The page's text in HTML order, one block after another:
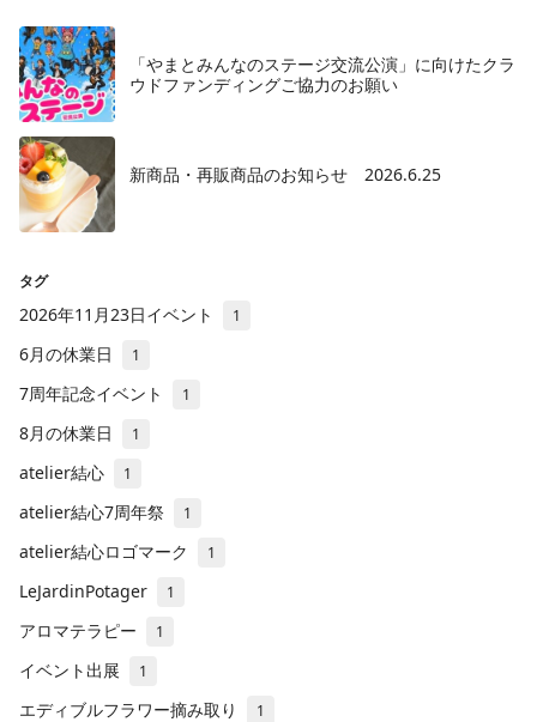
「やまとみんなのステージ交流公演」に向けたクラ
ウドファンディングご協力のお願い
新商品・再販商品のお知らせ 2026.6.25
タグ
2026年11月23日イベント 1
6月の休業日 1
7周年記念イベント 1
8月の休業日 1
atelier結心 1
atelier結心7周年祭 1
atelier結心ロゴマーク 1
LeJardinPotager 1
アロマテラピー 1
イベント出展 1
エディブルフラワー摘み取り 1